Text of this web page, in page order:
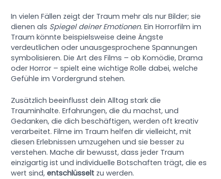
In vielen Fällen zeigt der Traum mehr als nur Bilder; sie
dienen als Spiegel deiner Emotionen. Ein Horrorfilm im
Traum könnte beispielsweise deine Ängste
verdeutlichen oder unausgesprochene Spannungen
symbolisieren. Die Art des Films – ob Komödie, Drama
oder Horror – spielt eine wichtige Rolle dabei, welche
Gefühle im Vordergrund stehen.
Zusätzlich beeinflusst dein Alltag stark die
Trauminhalte. Erfahrungen, die du machst, und
Gedanken, die dich beschäftigen, werden oft kreativ
verarbeitet. Filme im Traum helfen dir vielleicht, mit
diesen Erlebnissen umzugehen und sie besser zu
verstehen. Mache dir bewusst, dass jeder Traum
einzigartig ist und individuelle Botschaften trägt, die es
wert sind,entschlüsselt zu werden.